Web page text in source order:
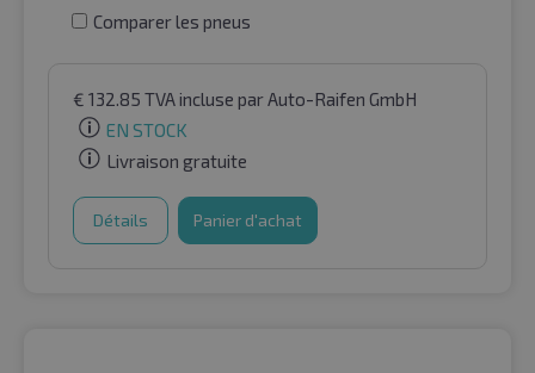
Comparer les pneus
€ 132.85 TVA incluse par Auto-Raifen GmbH
EN STOCK
Livraison gratuite
Détails Panier d'achat